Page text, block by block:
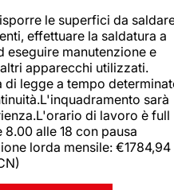
le superfici da
effettuare la saldatura a
manutenzione e
apparecchi utilizzati.
legge a tempo
sarà
di lavoro è full
alle 18 con pausa
lorda mensile: €1784,94